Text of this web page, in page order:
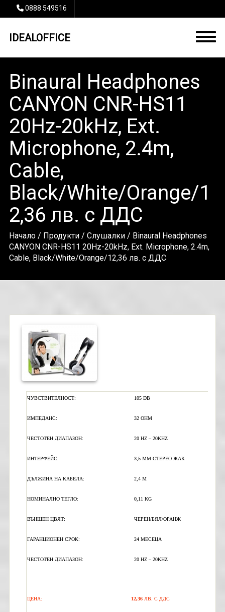
0888 549516
IDEALOFFICE
Binaural Headphones
CANYON CNR-HS11
20Hz-20kHz, Ext.
Microphone, 2.4m,
Cable,
Black/White/Orange/1
2,36 лв. с ДДС
Начало/ Продукти/ Слушалки/ Binaural Headphones
CANYON CNR-HS11 20Hz-20kHz, Ext. Microphone, 2.4m,
Cable, Black/White/Orange/12,36 лв. с ДДС
ЧУВСТВИТЕЛНОСТ: 105DB
ИМПЕДАНС: 32 OHM
ЧЕСТОТЕН ДИАПАЗОН: 20 HZ – 20KHZ
ИНТЕРФЕЙС: 3,5 ММ СТЕРЕО ЖАК
ДЪЛЖИНА НА КАБЕЛА: 2,4 M
НОМИНАЛНО ТЕГЛО: 0,11 KG
ВЪНШЕН ЦВЯТ: ЧЕРЕН/БЯЛ/ОРАНЖ
ГАРАНЦИОНЕН СРОК: 24 МЕСЕЦА
ЧЕСТОТЕН ДИАПАЗОН: 20 HZ – 20KHZ
ЦЕНА: 12,36ЛВ. С ДДС